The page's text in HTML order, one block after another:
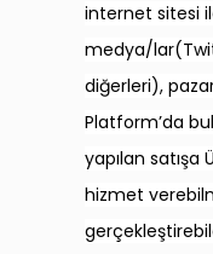
internet sitesi
medya/
diğerleri), pazar
Platform’da
yapılan satışa
hizmet